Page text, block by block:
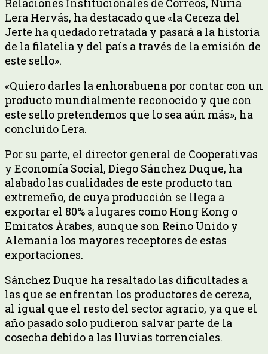
Lera Hervás, ha destacado que «la Cereza del
Jerte ha quedado retratada y pasará a la historia
de la filatelia y del país a través de la emisión de
este sello».
«Quiero darles la enhorabuena por contar con un
producto mundialmente reconocido y que con
este sello pretendemos que lo sea aún más», ha
concluido Lera.
Por su parte, el director general de Cooperativas
y Economía Social, Diego Sánchez Duque, ha
alabado las cualidades de este producto tan
extremeño, de cuya producción se llega a
exportar el 80% a lugares como Hong Kong o
Emiratos Árabes, aunque son Reino Unido y
Alemania los mayores receptores de estas
exportaciones.
Sánchez Duque ha resaltado las dificultades a
las que se enfrentan los productores de cereza,
al igual que el resto del sector agrario, ya que el
año pasado solo pudieron salvar parte de la
cosecha debido a las lluvias torrenciales.